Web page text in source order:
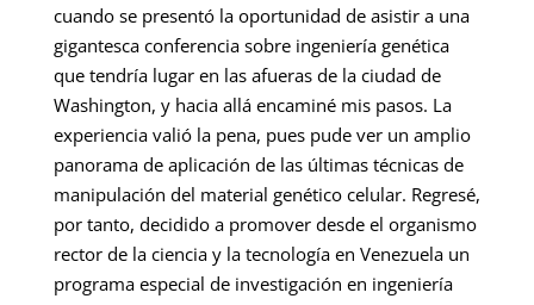
cuando se presentó la oportunidad de asistir a una
gigantesca conferencia sobre ingeniería genética
que tendría lugar en las afueras de la ciudad de
Washington, y hacia allá encaminé mis pasos. La
experiencia valió la pena, pues pude ver un amplio
panorama de aplicación de las últimas técnicas de
manipulación del material genético celular. Regresé,
por tanto, decidido a promover desde el organismo
rector de la ciencia y la tecnología en Venezuela un
programa especial de investigación en ingeniería